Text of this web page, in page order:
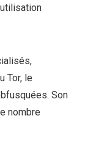
Tor, le
Son
nombre